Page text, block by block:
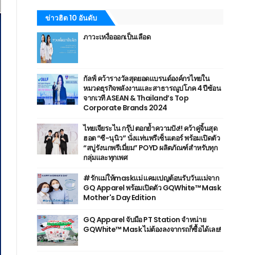
ข่าวฮิต 10 อันดับ
ภาวะเหงื่อออกเป็นเลือด
กัลฟ์ คว้ารางวัลสุดยอดแบรนด์องค์กรไทยใน
หมวดธุรกิจพลังงานและสาธารณูปโภค 4 ปีซ้อน
จากเวที ASEAN & Thailand’s Top
Corporate Brands 2024
ไทยเจียระไน กรุ๊ป ตอกย้ำความปัง!! คว้าคู่จิ้นสุด
ฮอต “ซี-นุนิว” นั่งแท่นพรีเซ็นเตอร์ พร้อมเปิดตัว
“สบู่รังนกพรีเมี่ยม” POYD ผลิตภัณฑ์สำหรับทุก
กลุ่มและทุกเพศ
#รักแม่ให้maskแม่ แคมเปญต้อนรับวันแม่จาก
GQ Apparel พร้อมเปิดตัว GQWhite™ Mask
Mother's Day Edition
GQ Apparel จับมือ PT Station จำหน่าย
GQWhite™ Mask ไม่ต้องลงจากรถก็ซื้อได้เลย!